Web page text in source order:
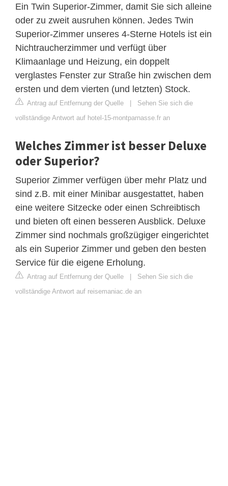
Ein Twin Superior-Zimmer, damit Sie sich alleine
oder zu zweit ausruhen können. Jedes Twin
Superior-Zimmer unseres 4-Sterne Hotels ist ein
Nichtraucherzimmer und verfügt über
Klimaanlage und Heizung, ein doppelt
verglastes Fenster zur Straße hin zwischen dem
ersten und dem vierten (und letzten) Stock.
Antrag auf Entfernung der Quelle | Sehen Sie sich die
vollständige Antwort auf hotel-15-montparnasse.fr an
Welches Zimmer ist besser Deluxe
oder Superior?
Superior Zimmer verfügen über mehr Platz und
sind z.B. mit einer Minibar ausgestattet, haben
eine weitere Sitzecke oder einen Schreibtisch
und bieten oft einen besseren Ausblick. Deluxe
Zimmer sind nochmals großzügiger eingerichtet
als ein Superior Zimmer und geben den besten
Service für die eigene Erholung.
Antrag auf Entfernung der Quelle | Sehen Sie sich die
vollständige Antwort auf reisemaniac.de an